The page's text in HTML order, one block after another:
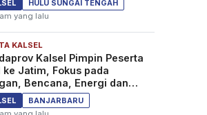
HULU SUNGAI TENGAH
yang lalu
KALSEL
Kalsel Pimpin Peserta
ke Jatim, Fokus pada
Bencana, Energi dan
BANJARBARU